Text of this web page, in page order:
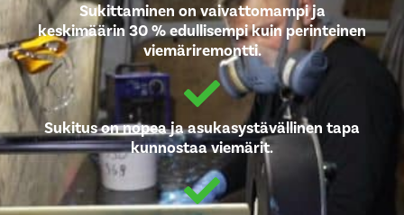
Sukittaminen on vaivattomampi ja
keskimäärin 30 % edullisempi kuin perinteinen
viemäriremontti.
Sukitus on nopea ja asukasystävällinen tapa
kunnostaa viemärit.